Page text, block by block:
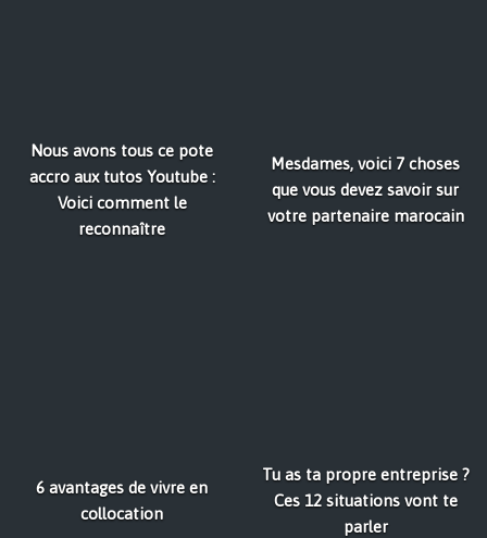
Nous avons tous ce pote
accro aux tutos Youtube :
Voici comment le
reconnaître
Mesdames, voici 7 choses
que vous devez savoir sur
votre partenaire marocain
6 avantages de vivre en
collocation
Tu as ta propre entreprise ?
Ces 12 situations vont te
parler